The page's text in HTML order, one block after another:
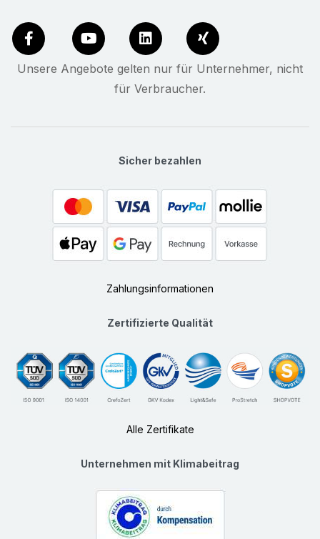
Unsere Angebote gelten nur für Unternehmer, nicht
für Verbraucher.
Sicher bezahlen
Zahlungsinformationen
Zertifizierte Qualität
Alle Zertifikate
Unternehmen mit Klimabeitrag